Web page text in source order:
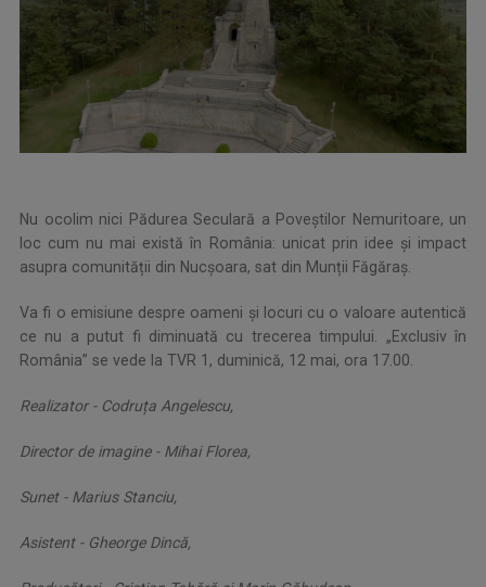
Nu ocolim nici Pădurea Seculară a Poveștilor Nemuritoare, un
loc cum nu mai există în România: unicat prin idee și impact
asupra comunității din Nucșoara, sat din Munții Făgăraș.
Va fi o emisiune despre oameni și locuri cu o valoare autentică
ce nu a putut fi diminuată cu trecerea timpului. „Exclusiv în
România” se vede la TVR 1, duminică, 12 mai, ora 17.00.
Realizator - Codruța Angelescu,
Director de imagine - Mihai Florea,
Sunet - Marius Stanciu,
Asistent - Gheorge Dincă,